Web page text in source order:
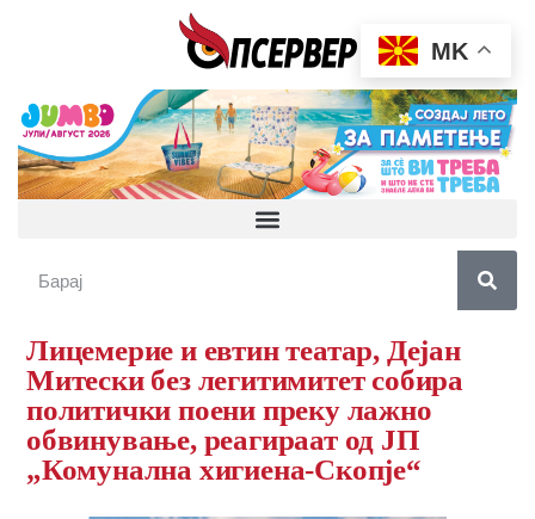
Лицемерие и евтин театар, Дејан
Митески без легитимитет собира
политички поени преку лажно
обвинување, реагираат од ЈП
„Комунална хигиена-Скопје“
MK